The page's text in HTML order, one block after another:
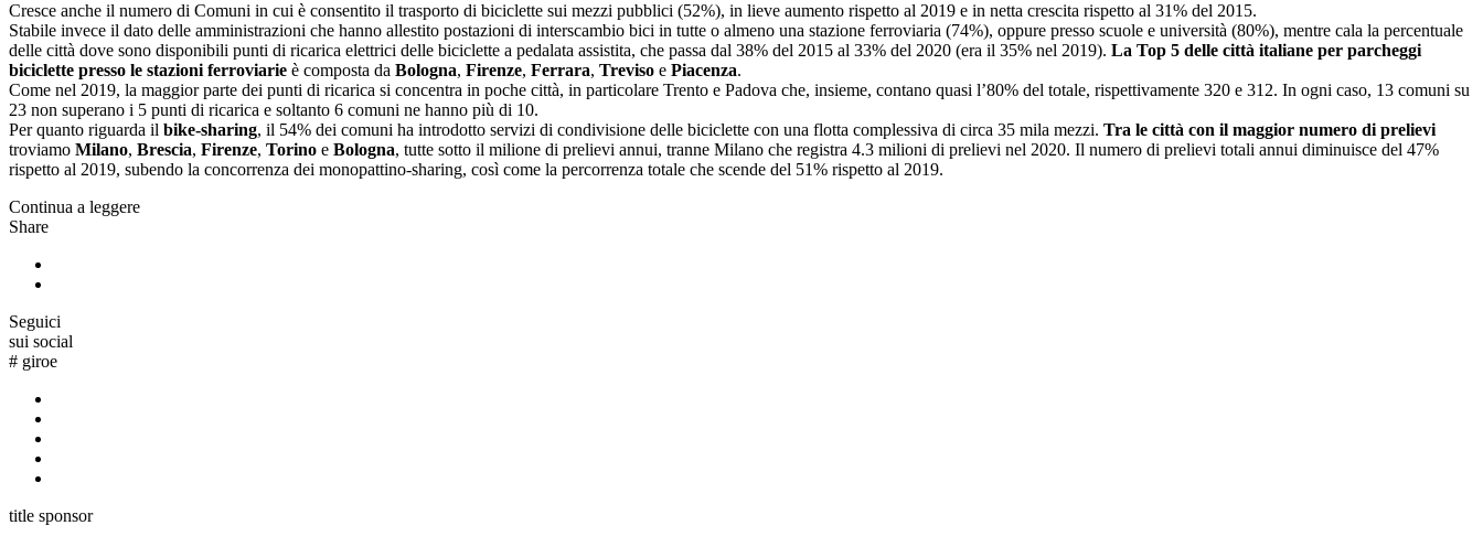
Cresce anche il numero di Comuni in cui è consentito il trasporto di biciclette sui mezzi pubblici (52%), in lieve aumento rispetto al 2019 e in netta crescita rispetto al 31% del 2015.
Stabile invece il dato delle amministrazioni che hanno allestito postazioni di interscambio bici in tutte o almeno una stazione ferroviaria (74%), oppure presso scuole e università (80%), mentre cala la percentuale
delle città dove sono disponibili punti di ricarica elettrici delle biciclette a pedalata assistita, che passa dal 38% del 2015 al 33% del 2020 (era il 35% nel 2019). La Top 5 delle città italiane per parcheggi
biciclette presso le stazioni ferroviarie è composta da Bologna, Firenze, Ferrara, Treviso e Piacenza.
Come nel 2019, la maggior parte dei punti di ricarica si concentra in poche città, in particolare Trento e Padova che, insieme, contano quasi l’80% del totale, rispettivamente 320 e 312. In ogni caso, 13 comuni su
23 non superano i 5 punti di ricarica e soltanto 6 comuni ne hanno più di 10.
Per quanto riguarda il bike-sharing, il 54% dei comuni ha introdotto servizi di condivisione delle biciclette con una flotta complessiva di circa 35 mila mezzi. Tra le città con il maggior numero di prelievi
troviamo Milano, Brescia, Firenze, Torino e Bologna, tutte sotto il milione di prelievi annui, tranne Milano che registra 4.3 milioni di prelievi nel 2020. Il numero di prelievi totali annui diminuisce del 47%
rispetto al 2019, subendo la concorrenza dei monopattino-sharing, così come la percorrenza totale che scende del 51% rispetto al 2019.
Continua a leggere
Share
Seguici
sui social
# giroe
title sponsor